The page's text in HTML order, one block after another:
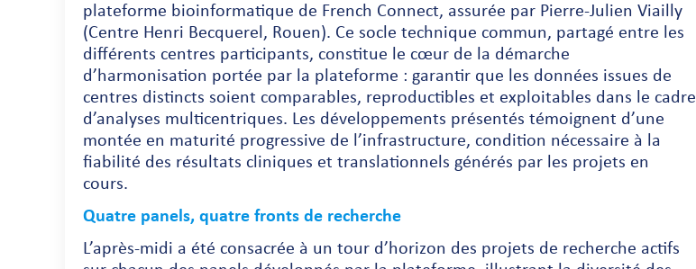
plateforme bioinformatique de French Connect, assurée par Pierre-Julien Viailly
(Centre Henri Becquerel, Rouen). Ce socle technique commun, partagé entre les
différents centres participants, constitue le cœur de la démarche
d’harmonisation portée par la plateforme : garantir que les données issues de
centres distincts soient comparables, reproductibles et exploitables dans le cadre
d’analyses multicentriques. Les développements présentés témoignent d’une
montée en maturité progressive de l’infrastructure, condition nécessaire à la
fiabilité des résultats cliniques et translationnels générés par les projets en
cours.
Quatre panels, quatre fronts de recherche
L’après-midi a été consacrée à un tour d’horizon des projets de recherche actifs